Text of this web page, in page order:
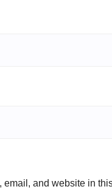
email, and website in